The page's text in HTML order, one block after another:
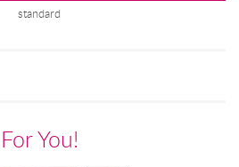
standard
For You!